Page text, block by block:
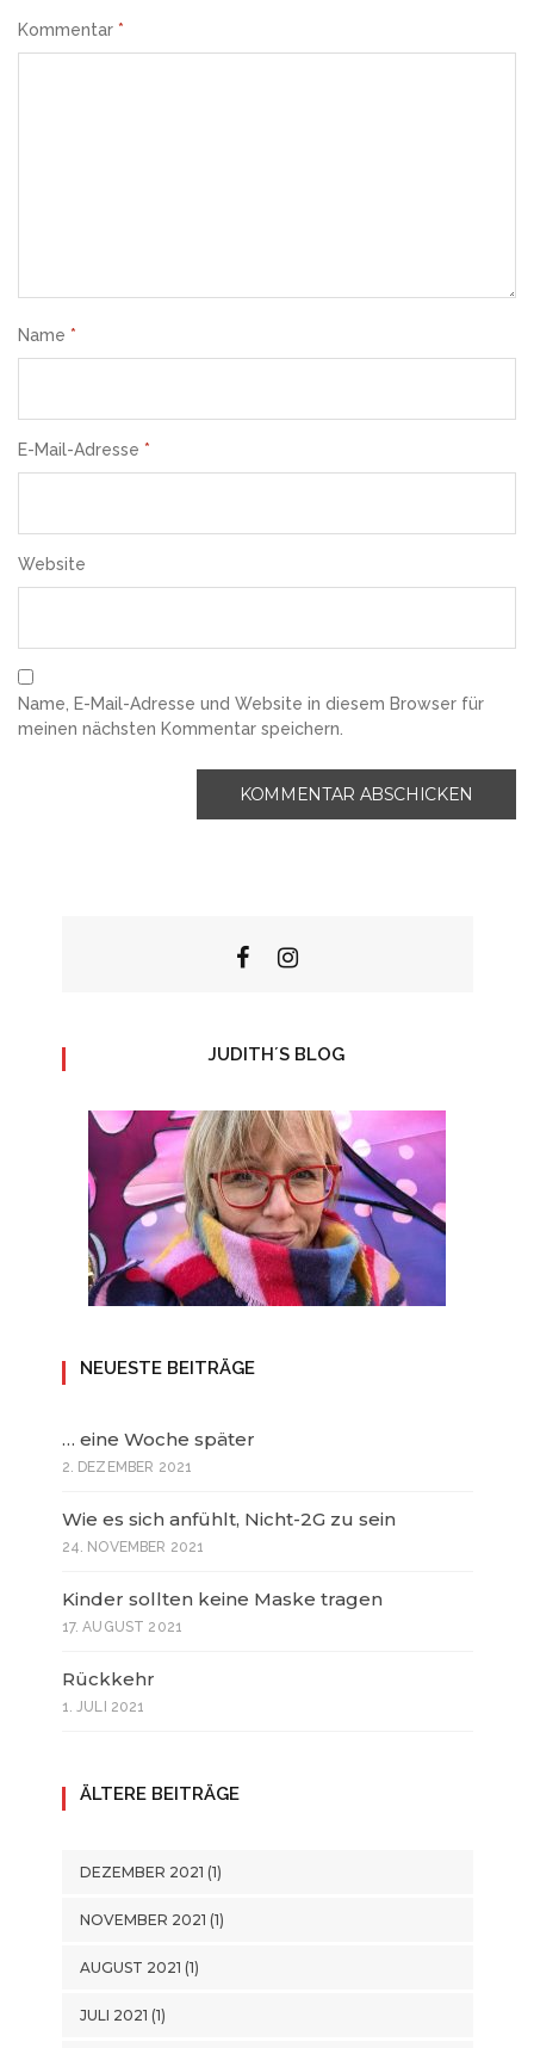
Kommentar *
Name *
E-Mail-Adresse *
Website
Name, E-Mail-Adresse und Website in diesem Browser für
meinen nächsten Kommentar speichern.
JUDITH´S BLOG
NEUESTE BEITRÄGE
… eine Woche später
2. DEZEMBER 2021
Wie es sich anfühlt, Nicht-2G zu sein
24. NOVEMBER 2021
Kinder sollten keine Maske tragen
17. AUGUST 2021
Rückkehr
1. JULI 2021
ÄLTERE BEITRÄGE
DEZEMBER 2021 (1)
NOVEMBER 2021 (1)
AUGUST 2021 (1)
JULI 2021 (1)